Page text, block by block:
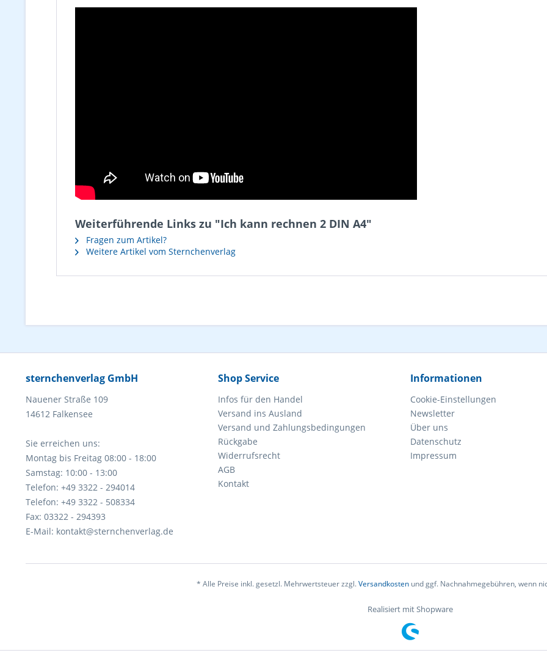
Weiterführende Links zu "Ich kann rechnen 2 DIN A4"
Fragen zum Artikel?
Weitere Artikel vom Sternchenverlag
sternchenverlag GmbH
Nauener Straße 109
14612 Falkensee
Sie erreichen uns:
Montag bis Freitag 08:00 - 18:00
Samstag: 10:00 - 13:00
Telefon: +49 3322 - 294014
Telefon: +49 3322 - 508334
Fax: 03322 - 294393
E-Mail: kontakt@sternchenverlag.de
Shop Service
Infos für den Handel
Versand ins Ausland
Versand und Zahlungsbedingungen
Rückgabe
Widerrufsrecht
AGB
Kontakt
Informationen
Cookie-Einstellungen
Newsletter
Über uns
Datenschutz
Impressum
* Alle Preise inkl. gesetzl. Mehrwertsteuer zzgl.Versandkostenund ggf. Nachnahmegebühren, wenn
Realisiert mit Shopware